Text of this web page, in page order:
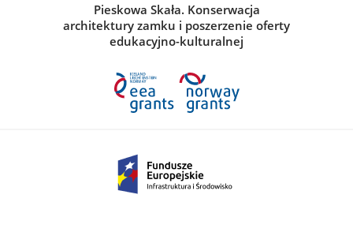
Pieskowa Skała. Konserwacja
architektury zamku i poszerzenie oferty
edukacyjno-kulturalnej